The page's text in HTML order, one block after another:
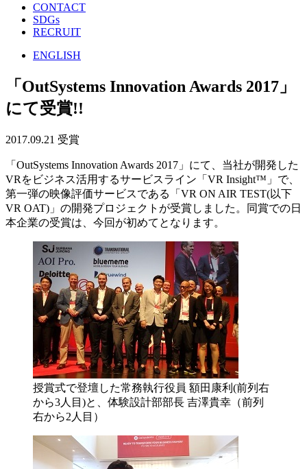
CONTACT
SDGs
RECRUIT
ENGLISH
「OutSystems Innovation Awards 2017」
にて受賞!!
2017.09.21 受賞
「OutSystems Innovation Awards 2017」にて、当社が開発した
VRをビジネス活用するサービスライン「VR Insight™」で、
第一弾の映像評価サービスである「VR ON AIR TEST(以下
VR OAT)」の開発プロジェクトが受賞しました。同賞での日
本企業の受賞は、今回が初めてとなります。
授賞式で登壇した常務執行役員 額田康利(前列右
から3人目)と、体験設計部部長 吉澤貴幸（前列
右から2人目）